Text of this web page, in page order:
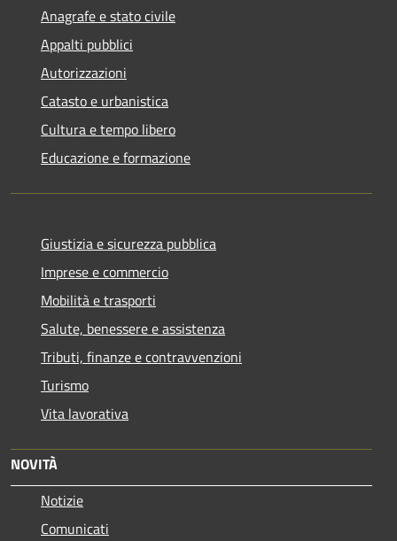
Anagrafe e stato civile
Appalti pubblici
Autorizzazioni
Catasto e urbanistica
Cultura e tempo libero
Educazione e formazione
Giustizia e sicurezza pubblica
Imprese e commercio
Mobilità e trasporti
Salute, benessere e assistenza
Tributi, finanze e contravvenzioni
Turismo
Vita lavorativa
NOVITÀ
Notizie
Comunicati